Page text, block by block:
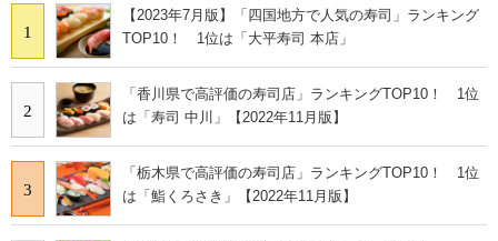
1
【2023年7月版】「四国地方で人気の寿司」ランキング
TOP10！ 1位は「大平寿司 本店」
2
「香川県で高評価の寿司店」ランキングTOP10！ 1位
は「寿司 中川」【2022年11月版】
3
「栃木県で高評価の寿司店」ランキングTOP10！ 1位
は「鮨くろさき」【2022年11月版】